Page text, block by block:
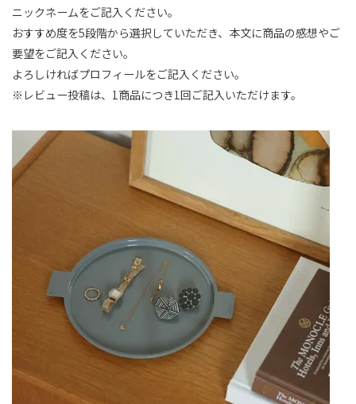
ニックネームをご記入ください。
おすすめ度を5段階から選択していただき、本文に商品の感想やご
要望をご記入ください。
よろしければプロフィールをご記入ください。
※レビュー投稿は、1商品につき1回ご記入いただけます。